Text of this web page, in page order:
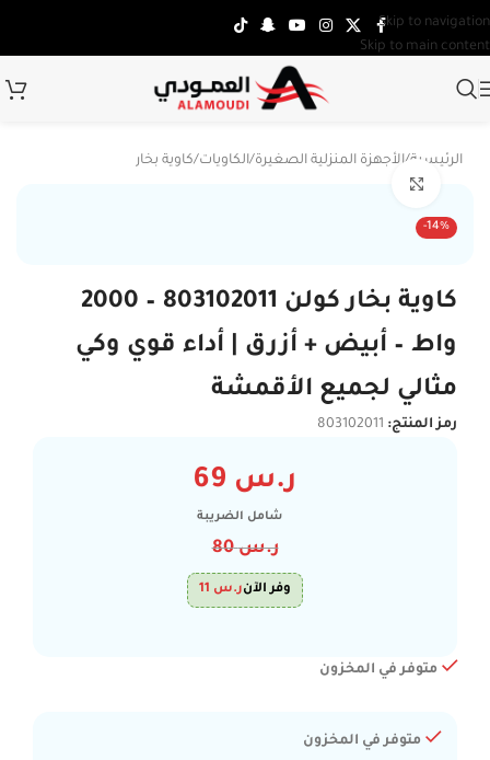
Skip to navigation
Skip to main content
الرئيسية/الأجهزة المنزلية الصغيرة/الكاويات/كاوية بخار
-14%
كاوية بخار كولن 803102011 – 2000
واط – أبيض + أزرق | أداء قوي وكي
مثالي لجميع الأقمشة
رمز المنتج: 803102011
ر.س
شامل الضريبة
ر.س80
وفر الآنر.س
متوفر في المخزون
متوفر في المخزون